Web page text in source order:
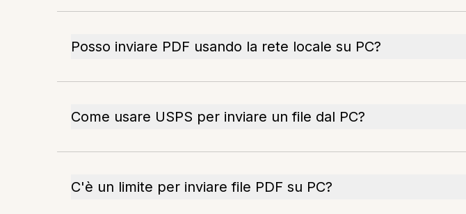
Posso inviare PDF usando la rete locale su PC?
Come usare USPS per inviare un file dal PC?
C'è un limite per inviare file PDF su PC?